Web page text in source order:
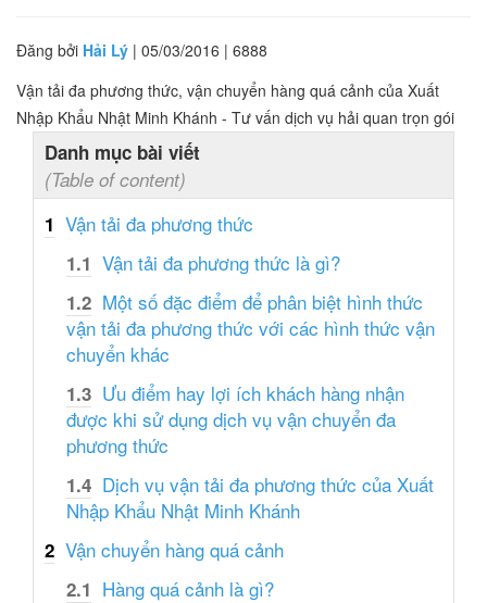
Đăng bởi Hải Lý | 05/03/2016 | 6888
Vận tải đa phương thức, vận chuyển hàng quá cảnh của Xuất
Nhập Khẩu Nhật Minh Khánh - Tư vấn dịch vụ hải quan trọn gói
Danh mục bài viết
(Table of content)
1 Vận tải đa phương thức
1.1 Vận tải đa phương thức là gì?
1.2 Một số đặc điểm để phân biệt hình thức
vận tải đa phương thức với các hình thức vận
chuyển khác
1.3 Ưu điểm hay lợi ích khách hàng nhận
được khi sử dụng dịch vụ vận chuyển đa
phương thức
1.4 Dịch vụ vận tải đa phương thức của Xuất
Nhập Khẩu Nhật Minh Khánh
2 Vận chuyển hàng quá cảnh
2.1 Hàng quá cảnh là gì?